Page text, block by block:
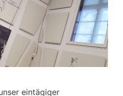
eintägiger